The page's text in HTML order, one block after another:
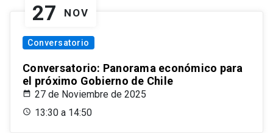
27 NOV
Conversatorio
Conversatorio: Panorama económico para
el próximo Gobierno de Chile
27 de Noviembre de 2025
13:30 a 14:50